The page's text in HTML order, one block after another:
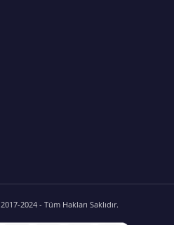
2017-2024 - Tüm Hakları Saklıdır.